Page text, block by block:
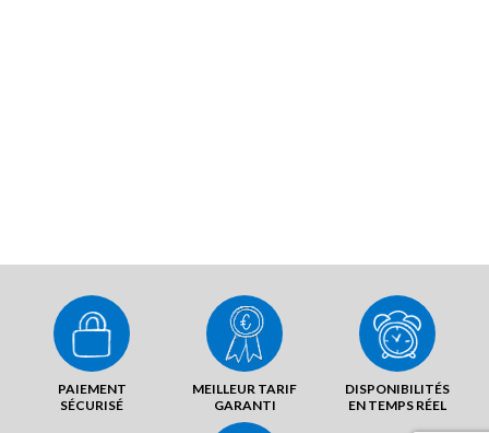
PAIEMENT
SÉCURISÉ
MEILLEUR TARIF
GARANTI
DISPONIBILITÉS
EN TEMPS RÉEL